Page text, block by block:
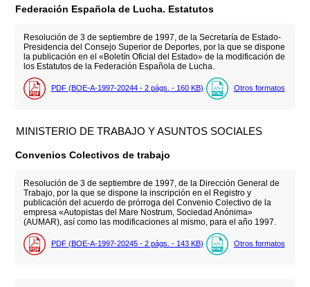
Federación Española de Lucha. Estatutos
Resolución de 3 de septiembre de 1997, de la Secretaría de Estado-
Presidencia del Consejo Superior de Deportes, por la que se dispone
la publicación en el «Boletín Oficial del Estado» de la modificación de
los Estatutos de la Federación Española de Lucha.
PDF (BOE-A-1997-20244 - 2 págs. - 160 KB) Otros formatos
MINISTERIO DE TRABAJO Y ASUNTOS SOCIALES
Convenios Colectivos de trabajo
Resolución de 3 de septiembre de 1997, de la Dirección General de
Trabajo, por la que se dispone la inscripción en el Registro y
publicación del acuerdo de prórroga del Convenio Colectivo de la
empresa «Autopistas del Mare Nostrum, Sociedad Anónima»
(AUMAR), así como las modificaciones al mismo, para el año 1997.
PDF (BOE-A-1997-20245 - 2 págs. - 143 KB) Otros formatos